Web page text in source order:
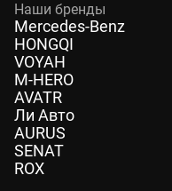
Наши бренды
Mercedes-Benz
HONGQI
VOYAH
M-HERO
AVATR
Ли Авто
AURUS
SENAT
ROX